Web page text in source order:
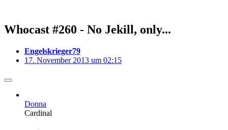
Whocast #260 - No Jekill, only...
Engelskrieger79
17. November 2013 um 02:15
Donna
Cardinal